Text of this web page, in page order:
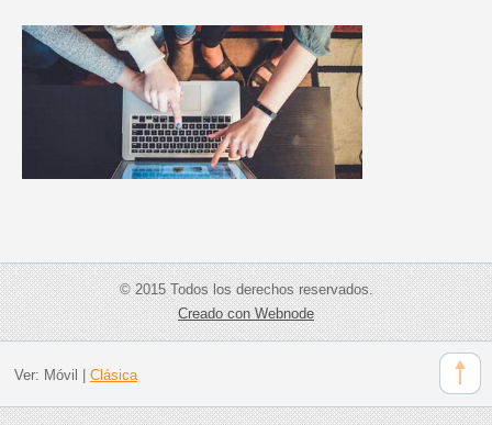
© 2015 Todos los derechos reservados.
Creado con Webnode
Ver: Móvil | Clásica